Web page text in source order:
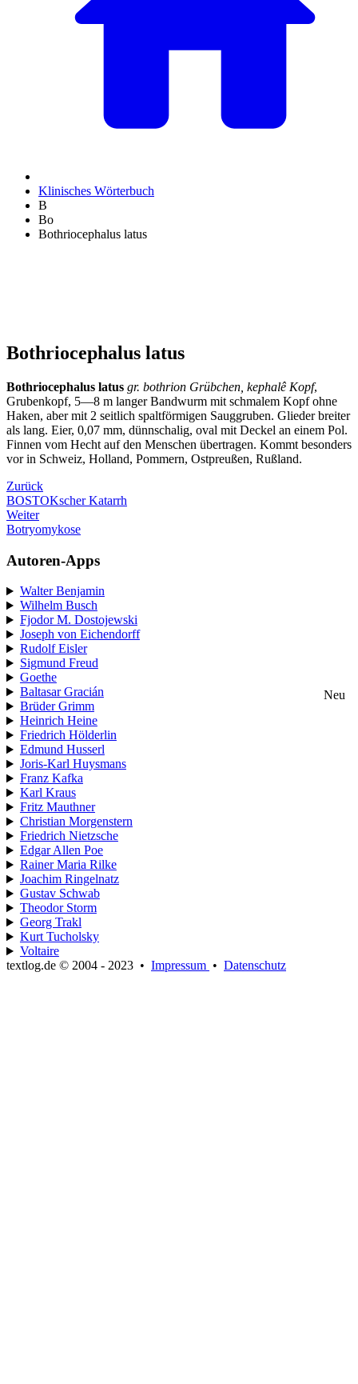
Klinisches Wörterbuch
B
Bo
Bothriocephalus latus
Bothriocephalus latus
Bothriocephalus latus gr. bothrion Grübchen, kephalê Kopf,
Grubenkopf, 5—8 m langer Bandwurm mit schmalem Kopf ohne
Haken, aber mit 2 seitlich spaltförmigen Sauggruben. Glieder breiter
als lang. Eier, 0,07 mm, dünnschalig, oval mit Deckel an einem Pol.
Finnen vom Hecht auf den Menschen übertragen. Kommt besonders
vor in Schweiz, Holland, Pommern, Ostpreußen, Rußland.
Zurück
BOSTOKscher Katarrh
Weiter
Botryomykose
Autoren-Apps
Walter Benjamin
Wilhelm Busch
Fjodor M. Dostojewski
Joseph von Eichendorff
Rudolf Eisler
Sigmund Freud
Goethe
Baltasar Gracián
Neu
Brüder Grimm
Heinrich Heine
Friedrich Hölderlin
Edmund Husserl
Joris-Karl Huysmans
Franz Kafka
Karl Kraus
Fritz Mauthner
Christian Morgenstern
Friedrich Nietzsche
Edgar Allen Poe
Rainer Maria Rilke
Joachim Ringelnatz
Gustav Schwab
Theodor Storm
Georg Trakl
Kurt Tucholsky
Voltaire
textlog.de © 2004 - 2023 • Impressum • Datenschutz